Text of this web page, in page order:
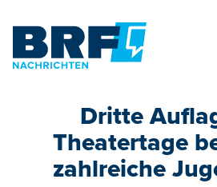
Dritte
Theatertage
zahlreiche